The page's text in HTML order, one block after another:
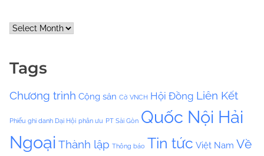
A
v
s
Tags
Chương trình Cộng sản Cờ VNCH Hội Đồng Liên Kết
Phiếu ghi danh Dại Hội phân ưu PT Sài Gòn Quốc Nội Hải
Ngoại Thành lập Thông báo Tin tức Việt Nam Về